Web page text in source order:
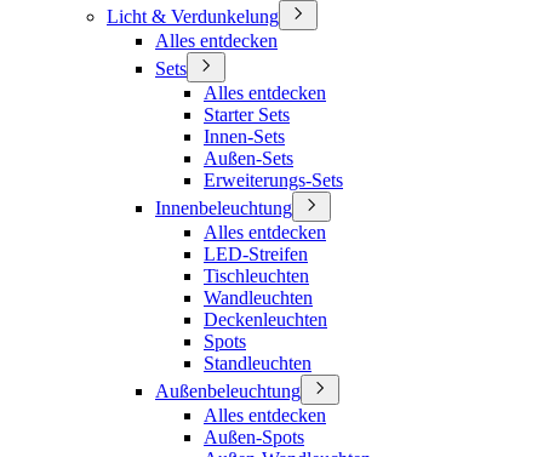
Licht & Verdunkelung
Alles entdecken
Sets
Alles entdecken
Starter Sets
Innen-Sets
Außen-Sets
Erweiterungs-Sets
Innenbeleuchtung
Alles entdecken
LED-Streifen
Tischleuchten
Wandleuchten
Deckenleuchten
Spots
Standleuchten
Außenbeleuchtung
Alles entdecken
Außen-Spots